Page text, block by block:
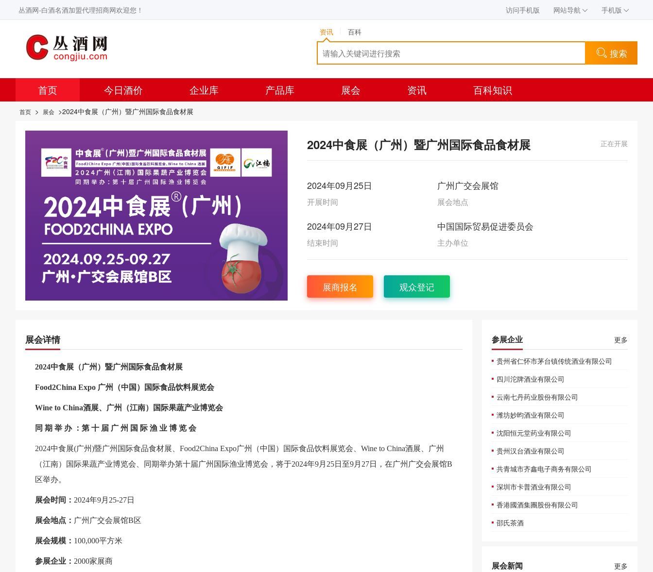
丛酒网-白酒名酒加盟代理招商网欢迎您！ 访问手机版 网站导航 手机版
资讯 百科
搜索
首页 今日酒价 企业库 产品库 展会 资讯 百科知识
首页 > 展会 >2024中食展（广州）暨广州国际食品食材展
2024中食展（广州）暨广州国际食品食材展 正在开展
2024年09月25日
开展时间
广州广交会展馆
展会地点
2024年09月27日
结束时间
中国国际贸易促进委员会
主办单位
展商报名 观众登记
展会详情
2024中食展（广州） 暨广州国际食品食材展
Food2China Expo 广州（中国）国际食品饮料展览会
Wine to China酒展、广州（江南）国际果蔬产业博览会
同 期 举 办 ：第 十 届 广 州 国 际 渔 业 博 览 会
2024中食展(广州)暨广州国际食品食材展、Food2China Expo广州（中国）国际食品饮料展览会、Wine to China酒展、广州
（江南）国际果蔬产业博览会、同期举办第十届广州国际渔业博览会，将于2024年9月25日至9月27日，在广州广交会展馆B
区举办。
展会时间： 2024年9月25-27日
展会地点： 广州广交会展馆B区
展会规模： 100,000平方米
参展企业： 2000家展商
参展企业 更多
贵州省仁怀市茅台镇传统酒业有限公司
四川沱牌酒业有限公司
云南七丹药业股份有限公司
潍坊妙昀酒业有限公司
沈阳恒元堂药业有限公司
贵州汉台酒业有限公司
共青城市齐鑫电子商务有限公司
深圳市卡普酒业有限公司
香港國酒集團股份有限公司
邵氏茶酒
展会新闻 更多